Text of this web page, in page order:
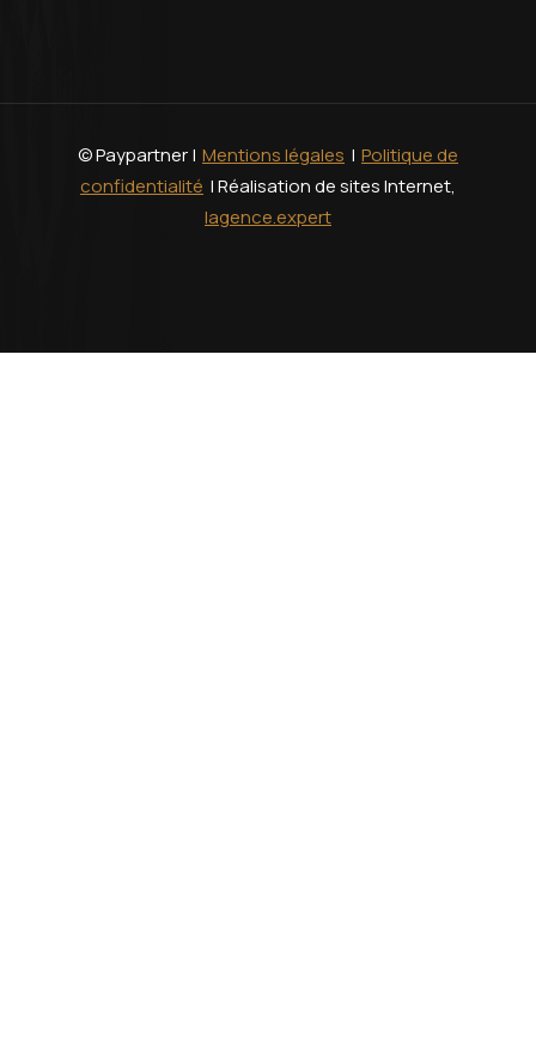
© Paypartner | Mentions légales | Politique de
confidentialité | Réalisation de sites Internet,
lagence.expert